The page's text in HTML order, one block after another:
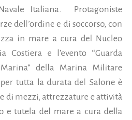
Italiana. Protagoniste
dell’ordine e di soccorso, con
in mare a cura del Nucleo
Costiera e l’evento “Guarda
della Marina Militare
tutta la durata del Salone è
di mezzi, attrezzature e attività
e tutela del mare a cura della